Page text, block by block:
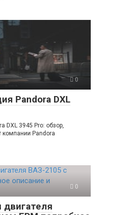
0
Pandora DXL
DXL 3945 Pro: обзор,
компании Pandora
0
двигателя